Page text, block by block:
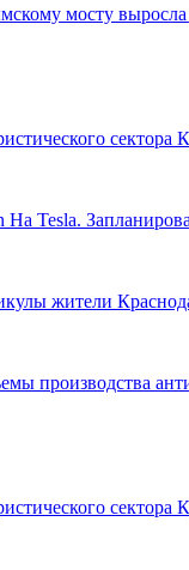
мосту
сектора
На Tesla.
жители
производства
сектора